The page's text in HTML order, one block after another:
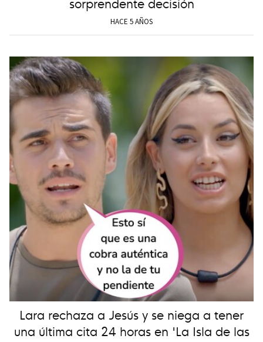
HACE 5 AÑOS
Lara rechaza a Jesús y se niega a tener
una última cita 24 horas en 'La Isla de las